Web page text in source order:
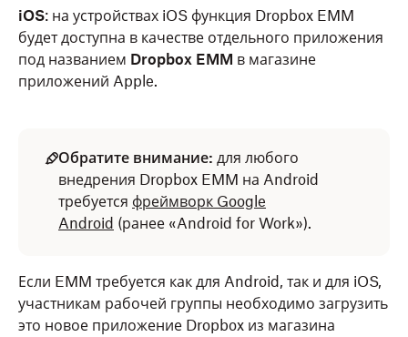
iOS: на устройствах iOS функция Dropbox EMM
будет доступна в качестве отдельного приложения
под названием Dropbox EMM в магазине
приложений Apple.
Обратите внимание: для любого
внедрения Dropbox EMM на Android
требуется фреймворк Google
Android (ранее «Android for Work»).
Если EMM требуется как для Android, так и для iOS,
участникам рабочей группы необходимо загрузить
это новое приложение Dropbox из магазина